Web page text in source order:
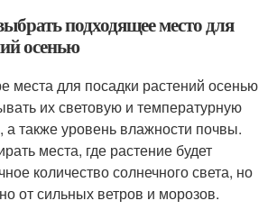
подходящее место для
осенью
места для посадки растений осенью
их световую и температурную
а также уровень влажности почвы.
места, где растение будет
количество солнечного света, но
от сильных ветров и морозов.